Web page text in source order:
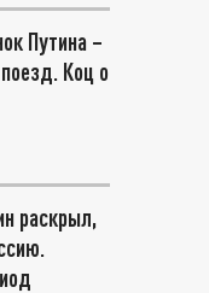
Путина –
Коц о
раскрыл,